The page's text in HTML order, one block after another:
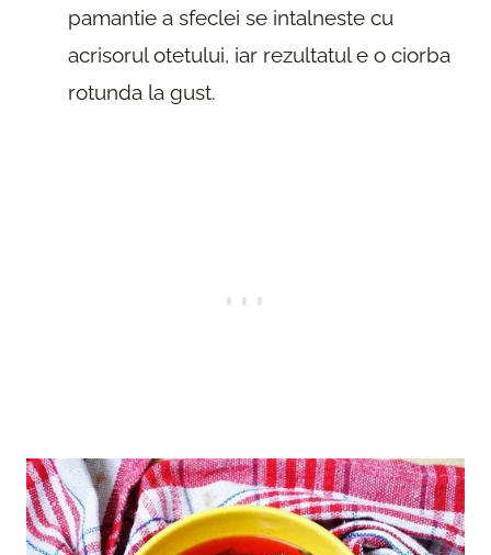
pamantie a sfeclei se intalneste cu
acrisorul otetului, iar rezultatul e o ciorba
rotunda la gust.